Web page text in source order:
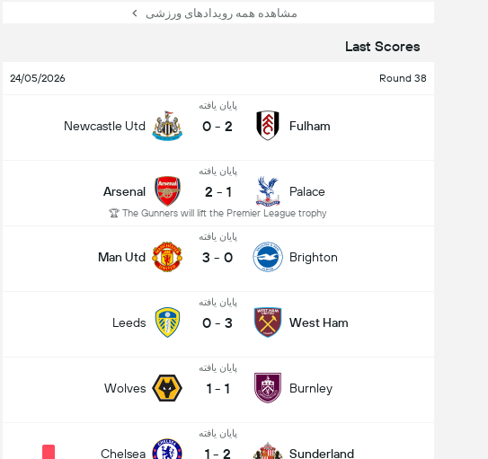
مشاهده همه رویدادهای ورزشی
Last Scores
Round 38
24/05/2026
Fulham
پایان یافته
2
-
0
Newcastle Utd
Palace
پایان یافته
1
-
2
The Gunners will lift the Premier League trophy 🏆
Arsenal
Brighton
پایان یافته
0
-
3
Man Utd
West Ham
پایان یافته
3
-
0
Leeds
Burnley
پایان یافته
1
-
1
Wolves
Sunderland
پایان یافته
2
-
1
Chelsea